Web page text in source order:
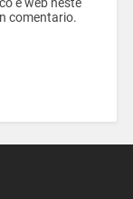
comentario.